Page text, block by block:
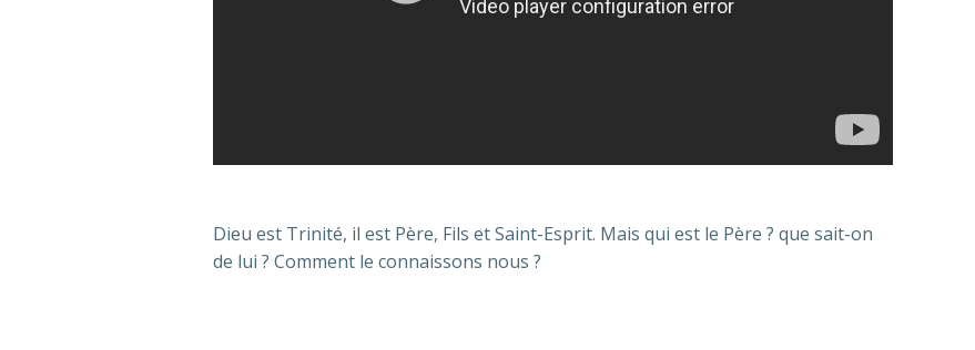
Dieu est Trinité, il est Père, Fils et Saint-Esprit. Mais qui est le Père ? que sait-on
de lui ? Comment le connaissons nous ?